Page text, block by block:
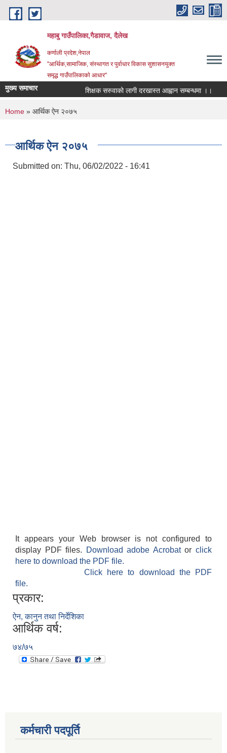
Skip to main content
महाबु गाउँपालिका,गैडावाज, दैलेख
कर्णाली प्रदेश,नेपाल
"आर्थिक,सामाजिक, संस्थागत र पुर्वाधार विकास सुशासनयुक्त
समृद्ध गाउँपालिकाकाे आधार"
मुख्य समाचार शिक्षक सरुवाको लागी दरखास्त आह्वान सम्बन्धमा ।।
You are here
Home » आर्थिक ऐन २०७५
आर्थिक ऐन २०७५
Submitted on: Thu, 06/02/2022 - 16:41
It appears your Web browser is not configured to
display PDF files.
Download adobe Acrobatorclick
here to download the PDF file.
Click here to download the PDF
file.
प्रकार:
ऐन, कानुन तथा निर्देशिका
आर्थिक वर्ष:
७४/७५
कर्मचारी पदपूर्ति